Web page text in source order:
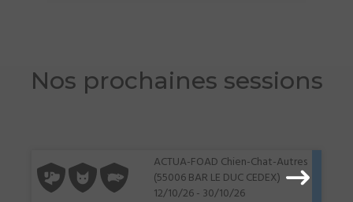
Nos prochaines sessions
ACTUA-FOAD Chien-Chat-Autres
(55006 BAR LE DUC CEDEX)
12/10/26 - 30/10/26